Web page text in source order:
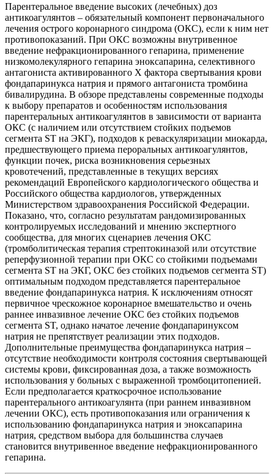
Парентеральное введение высоких (лечебных) доз
антикоагулянтов – обязательный компонент первоначального
лечения острого коронарного синдрома (ОКС), если к ним нет
противопоказаний. При ОКС возможны внутривенное
введение нефракционированного гепарина, применение
низкомолекулярного гепарина эноксапарина, селективного
антагониста активированного Х фактора свертывания крови
фондапаринукса натрия и прямого антагониста тромбина
бивалирудина. В обзоре представлены современные подходы
к выбору препаратов и особенностям использования
парентеральных антикоагулянтов в зависимости от варианта
ОКС (с наличием или отсутствием стойких подъемов
сегмента ST на ЭКГ), подходов к реваскуляризации миокарда,
предшествующего приема пероральных антикоагулянтов,
функции почек, риска возникновения серьезных
кровотечений, представленные в текущих версиях
рекомендаций Европейского кардиологического общества и
Российского общества кардиологов, утвержденных
Министерством здравоохранения Российской Федерации.
Показано, что, согласно результатам рандомизированных
контролируемых исследований и мнению экспертного
сообщества, для многих сценариев лечения ОКС
(тромболитическая терапия стрептокиназой или отсутствие
реперфузионной терапии при ОКС со стойкими подъемами
сегмента ST на ЭКГ, ОКС без стойких подъемов сегмента ST)
оптимальным подходом представляется парентеральное
введение фондапаринукса натрия. К исключениям относят
первичное чрескожное коронарное вмешательство и очень
раннее инвазивное лечение ОКС без стойких подъемов
сегмента ST, однако начатое лечение фондапаринуксом
натрия не препятствует реализации этих подходов.
Дополнительные преимущества фондапаринукса натрия –
отсутствие необходимости контроля состояния свертывающей
системы крови, фиксированная доза, а также возможность
использования у больных c выраженной тромбоцитопенией.
Если предполагается краткосрочное использование
парентерального антикоагулянта (при раннем инвазивном
лечении ОКС), есть противопоказания или ограничения к
использованию фондапаринукса натрия и эноксапарина
натрия, средством выбора для большинства случаев
становится внутривенное введение нефракционированного
гепарина.